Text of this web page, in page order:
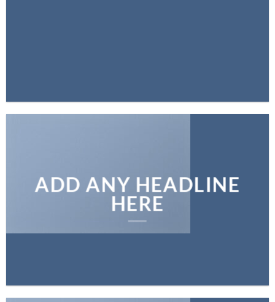
ADD ANY HEADLINE
HERE